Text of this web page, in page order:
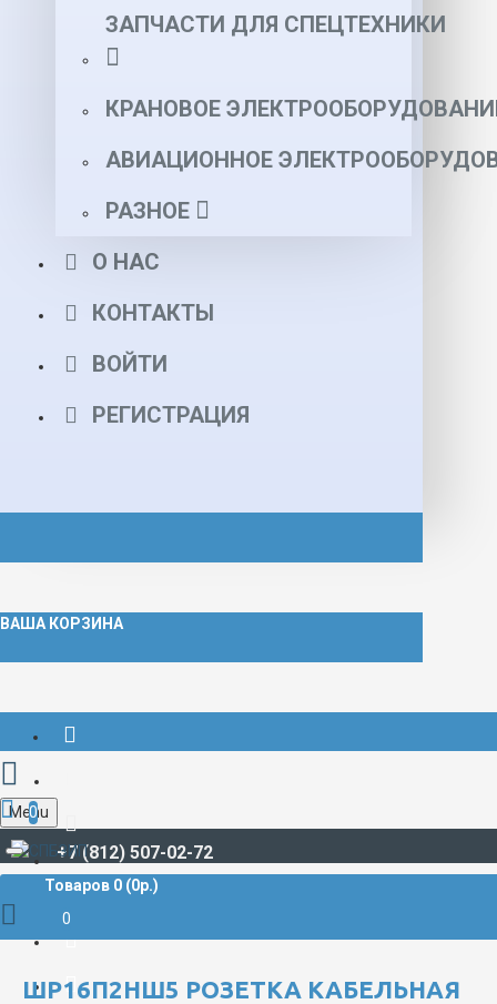
ЗАПЧАСТИ ДЛЯ СПЕЦТЕХНИКИ
КРАНОВОЕ
АВИАЦИОННОЕ
РАЗНОЕ
О НАС
КОНТАКТЫ
ВОЙТИ
РЕГИСТРАЦИЯ
ВАША КОРЗИНА
+7 (812) 507-02-72
Menu
0
Товаров 0 (0р.)
0
РАЗЪЁМЫ СУДОВЫЕ
ШР16П2НШ5 РОЗЕТКА КАБЕЛЬНАЯ